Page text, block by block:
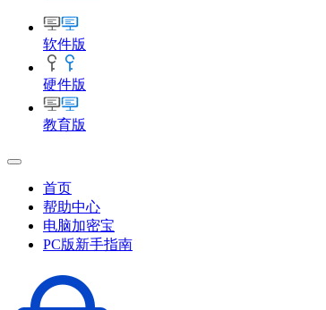
软件版
硬件版
教育版
首页
帮助中心
电脑加密宝
PC版新手指南